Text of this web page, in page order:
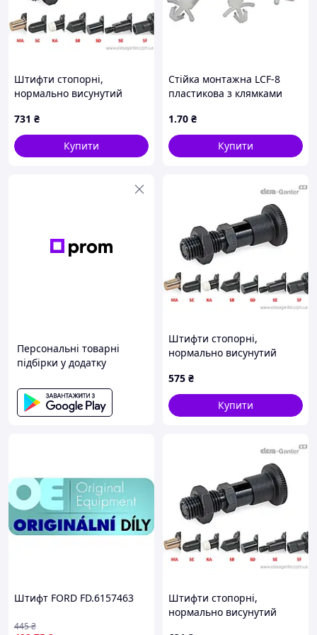
Штифти стопорні,
нормально висунутий
наконечники GN 81700-5-
8-CK-KA-ST
731 ₴
Купити
Стійка монтажна LCF-8
пластикова з клямками
1.70 ₴
Купити
Персональні товарні
підбірки у додатку
Штифти стопорні,
нормально висунутий
наконечники GN 81700-8-
12-CK-SF-ST
575 ₴
Купити
Штифт FORD FD.6157463
445₴
Штифти стопорні,
нормально висунутий